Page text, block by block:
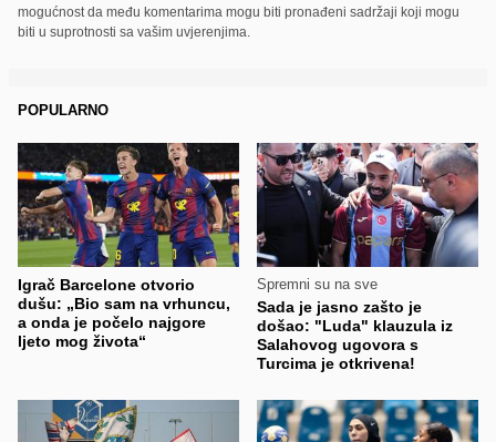
mogućnost da među komentarima mogu biti pronađeni sadržaji koji mogu
biti u suprotnosti sa vašim uvjerenjima.
POPULARNO
Igrač Barcelone otvorio
dušu: „Bio sam na vrhuncu,
a onda je počelo najgore
ljeto mog života“
Spremni su na sve
Sada je jasno zašto je
došao: "Luda" klauzula iz
Salahovog ugovora s
Turcima je otkrivena!